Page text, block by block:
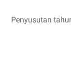
Penyusutan